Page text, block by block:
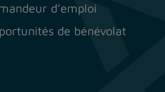
d’emploi
de bénévolat